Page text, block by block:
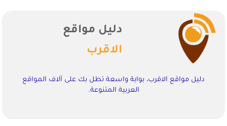
دليل مواقع
الاقرب
دليل مواقع الاقرب، بوابة واسعة تطل بك على آلاف المواقع
العربية المتنوعة.